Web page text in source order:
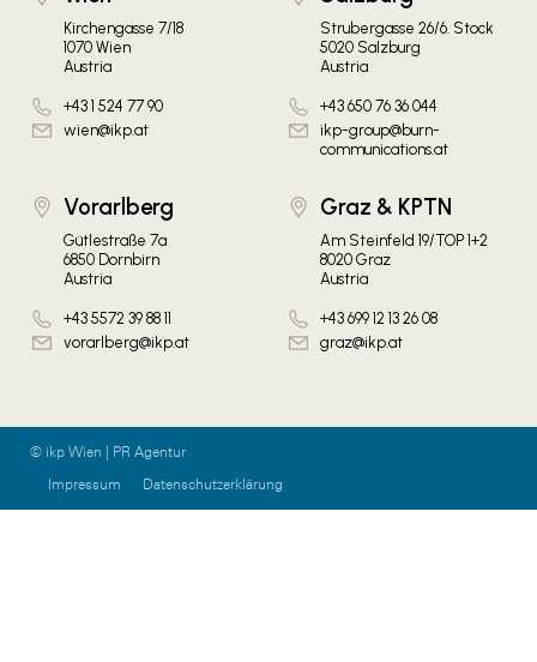
Kirchengasse 7/18
1070 Wien
Austria
+43 1 524 77 90
wien@ikp.at
Strubergasse 26/6. Stock
5020 Salzburg
Austria
+43 650 76 36 044
ikp-group@burn-
communications.at
Vorarlberg
Gütlestraße 7a
6850 Dornbirn
Austria
+43 5572 39 88 11
vorarlberg@ikp.at
Graz & KPTN
Am Steinfeld 19/TOP 1+2
8020 Graz
Austria
+43 699 12 13 26 08
graz@ikp.at
© ikp Wien | PR Agentur
Impressum
Datenschutzerklärung